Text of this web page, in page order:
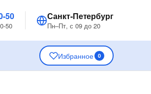
50
50
Санкт-Петербург
Пн–Пт, с 09 до 20
Избранное 0